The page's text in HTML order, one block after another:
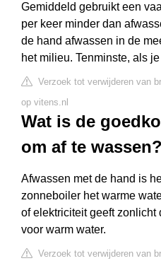
Gemiddeld gebruikt een
per keer minder dan
de hand afwassen in de
het milieu. Tenminste, als
Verzoek tot verwijderen van
op vitens.nl
Wat is de
om af te wassen?
Afwassen met de hand is
zonneboiler het warme
of elektriciteit geeft
voor warm water.
Verzoek tot verwijderen van